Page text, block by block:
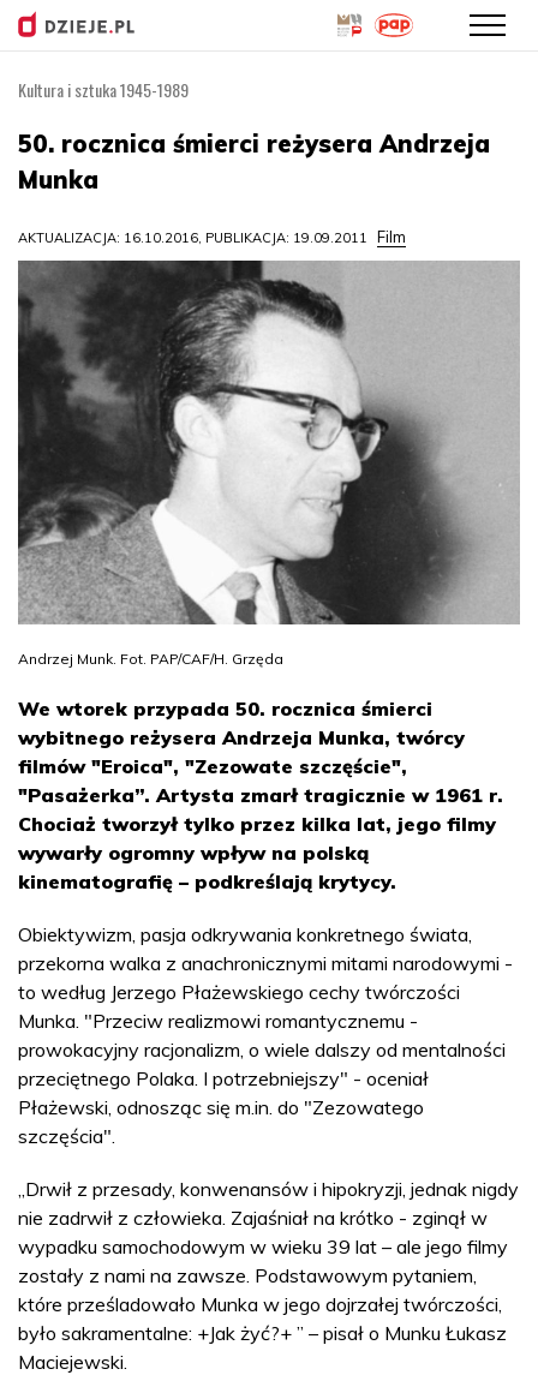
treści
Kultura i sztuka 1945-1989
50. rocznica śmierci reżysera Andrzeja
Munka
AKTUALIZACJA: 16.10.2016, PUBLIKACJA: 19.09.2011 Film
Andrzej Munk. Fot. PAP/CAF/H. Grzęda
We wtorek przypada 50. rocznica śmierci
wybitnego reżysera Andrzeja Munka, twórcy
filmów "Eroica", "Zezowate szczęście",
"Pasażerka”. Artysta zmarł tragicznie w 1961 r.
Chociaż tworzył tylko przez kilka lat, jego filmy
wywarły ogromny wpływ na polską
kinematografię – podkreślają krytycy.
Obiektywizm, pasja odkrywania konkretnego świata,
przekorna walka z anachronicznymi mitami narodowymi -
to według Jerzego Płażewskiego cechy twórczości
Munka. "Przeciw realizmowi romantycznemu -
prowokacyjny racjonalizm, o wiele dalszy od mentalności
przeciętnego Polaka. I potrzebniejszy" - oceniał
Płażewski, odnosząc się m.in. do "Zezowatego
szczęścia".
„Drwił z przesady, konwenansów i hipokryzji, jednak nigdy
nie zadrwił z człowieka. Zajaśniał na krótko - zginął w
wypadku samochodowym w wieku 39 lat – ale jego filmy
zostały z nami na zawsze. Podstawowym pytaniem,
które prześladowało Munka w jego dojrzałej twórczości,
było sakramentalne: +Jak żyć?+ ” – pisał o Munku Łukasz
Maciejewski.